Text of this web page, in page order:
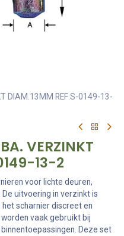
DIAM.13MM REF:S-0149-13-
VERZINKT
13-2
voor lichte deuren,
uitvoering in verzinkt is
scharnier discreet en
vaak gebruikt bij
Deze set